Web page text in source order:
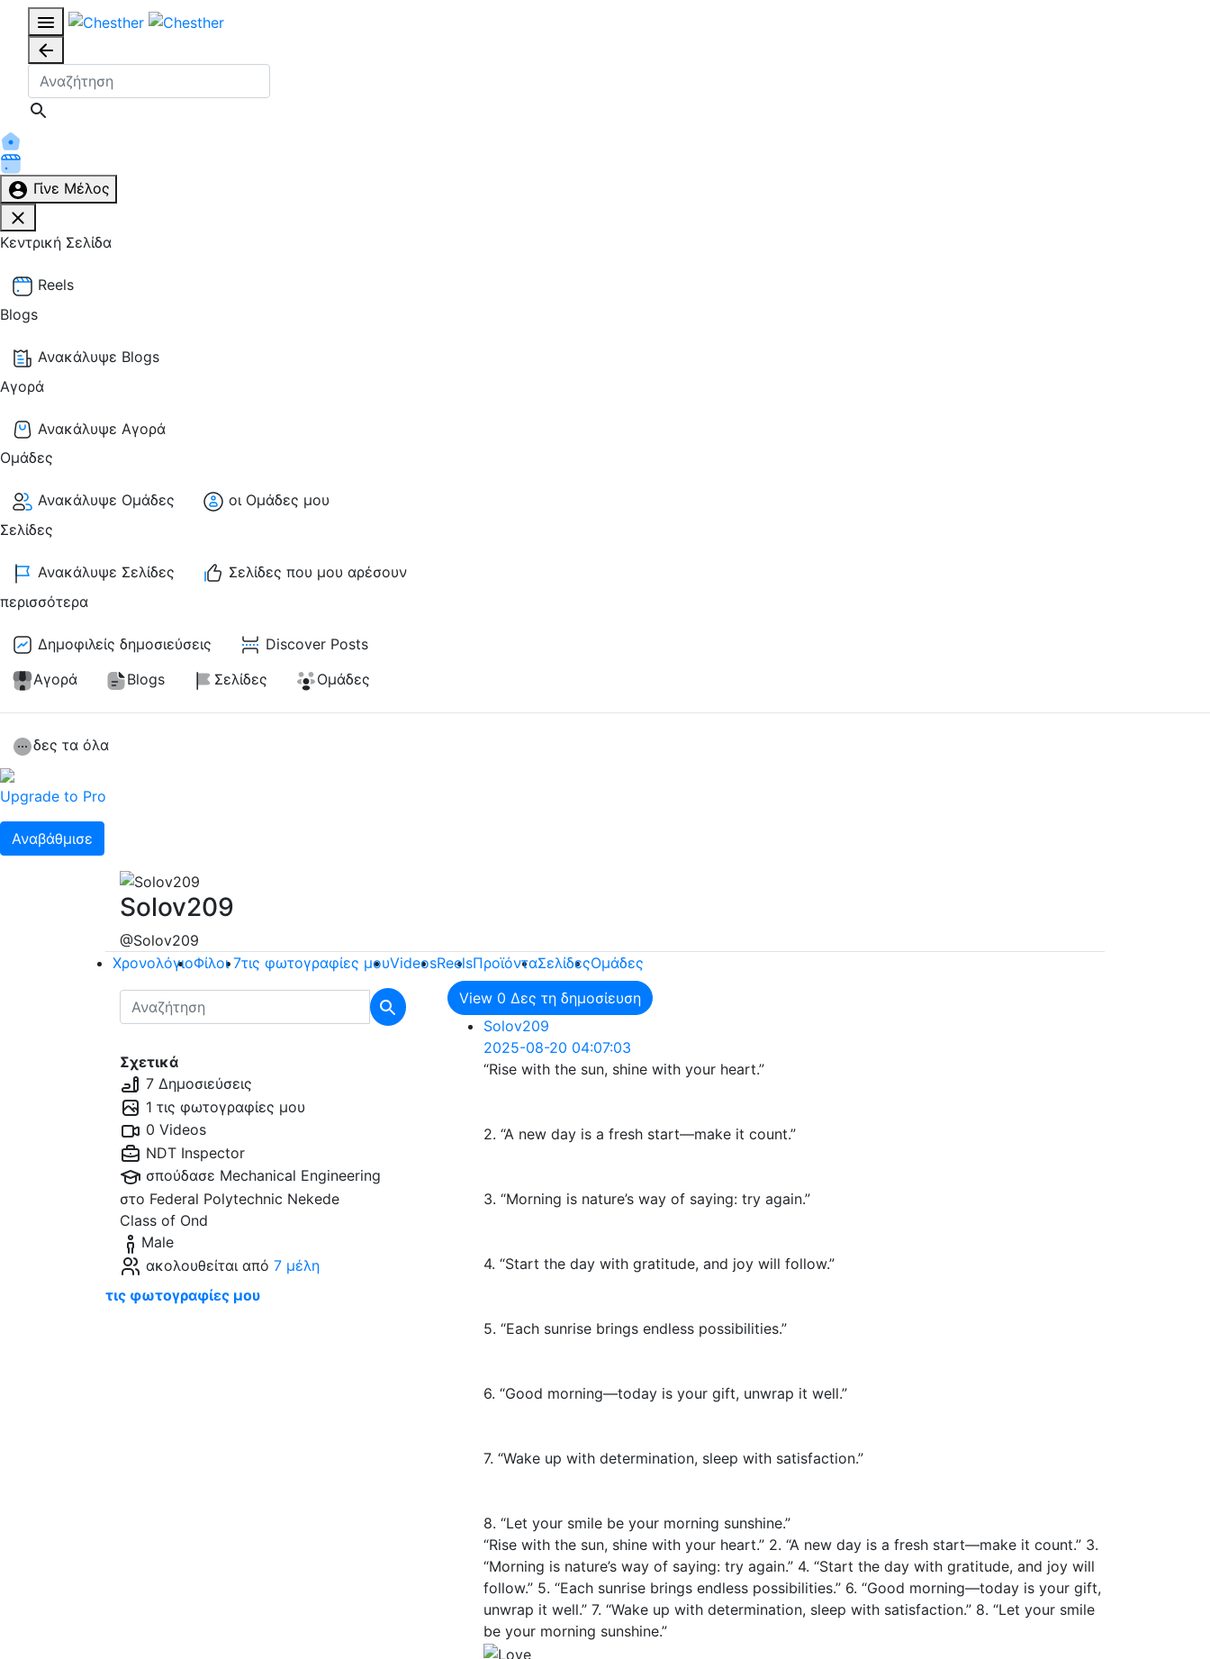
Γίνε Μέλος
Κεντρική Σελίδα
Reels
Blogs
Ανακάλυψε Blogs
Αγορά
Ανακάλυψε Αγορά
Ομάδες
Ανακάλυψε Ομάδες
οι Ομάδες μου
Σελίδες
Ανακάλυψε Σελίδες
Σελίδες που μου αρέσουν
περισσότερα
Δημοφιλείς δημοσιεύσεις
Discover Posts
Αγορά
Blogs Σελίδες Ομάδες
δες τα όλα
Upgrade to Pro
Αναβάθμισε
Solov209
@Solov209
ΧρονολόγιοΦίλοι7τις φωτογραφίες μουVideosReelsΠροϊόνταΣελίδεςΟμάδες
Σχετικά
7 Δημοσιεύσεις
1 τις φωτογραφίες μου
0 Videos
NDT Inspector
σπούδασε Mechanical Engineering
στο Federal Polytechnic Nekede
Class of Ond
Male
ακολουθείται από 7 μέλη
τις φωτογραφίες μου
View 0 Δες τη δημοσίευση
Solov209
2025-08-20 04:07:03
“Rise with the sun, shine with your heart.”
2. “A new day is a fresh start—make it count.”
3. “Morning is nature’s way of saying: try again.”
4. “Start the day with gratitude, and joy will follow.”
5. “Each sunrise brings endless possibilities.”
6. “Good morning—today is your gift, unwrap it well.”
7. “Wake up with determination, sleep with satisfaction.”
8. “Let your smile be your morning sunshine.”
“Rise with the sun, shine with your heart.” 2. “A new day is a fresh start—make it count.” 3.
“Morning is nature’s way of saying: try again.” 4. “Start the day with gratitude, and joy will
follow.” 5. “Each sunrise brings endless possibilities.” 6. “Good morning—today is your gift,
unwrap it well.” 7. “Wake up with determination, sleep with satisfaction.” 8. “Let your smile
be your morning sunshine.”